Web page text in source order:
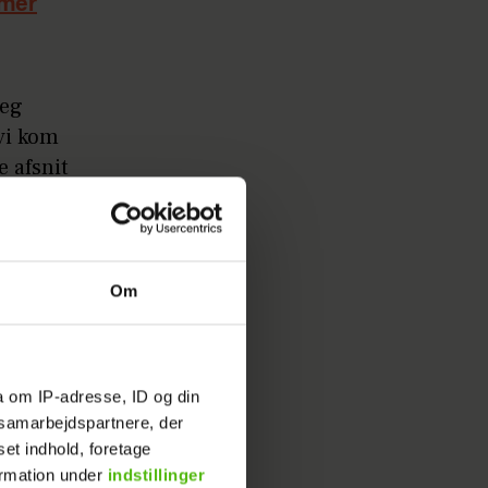
Om
om IP-adresse, ID og din
der
indhold, foretage
under indstillinger
kom
afsnit
for det